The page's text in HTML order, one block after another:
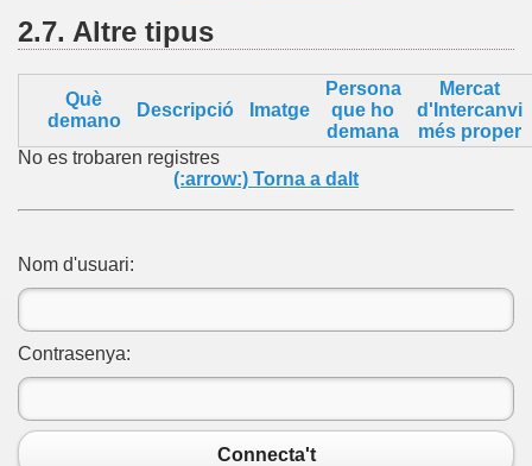
2.7. Altre tipus
Què
demano
Descripció Imatge
Persona
que ho
demana
Mercat
d'Intercanvi
més proper
No es trobaren registres
(:arrow:) Torna a dalt
Nom d'usuari:
Contrasenya:
Connecta't